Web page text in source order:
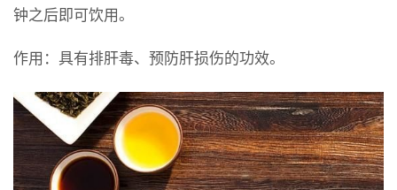
钟之后即可饮用。
作用：具有排肝毒、预防肝损伤的功效。